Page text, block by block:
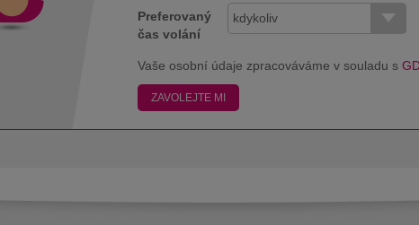
Preferovaný
čas volání
kdykoliv
Vaše osobní údaje zpracováváme v souladu s
ZAVOLEJTE MI